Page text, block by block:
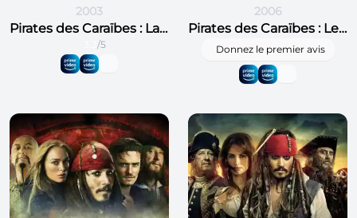
2003
Pirates des Caraïbes : La Malédiction du Black Pearl
/5
2006
Pirates des Caraïbes : Le Secret du coffre maudit
Donnez le premier avis